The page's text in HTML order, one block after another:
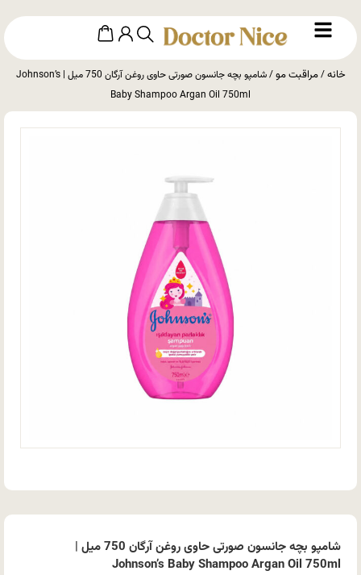
خانه/مراقبت مو
/ شامپو بچه جانسون صورتی حاوی روغن آرگان 750 میل | Johnson’s
Baby Shampoo Argan Oil 750ml
شامپو بچه جانسون صورتی حاوی روغن آرگان 750 میل |
Johnson’s Baby Shampoo Argan Oil 750ml